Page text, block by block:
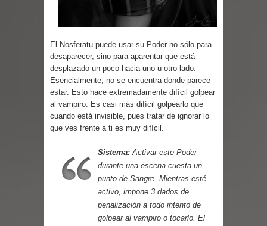
Parte 01: Una Misión de Locos
El Nosferatu puede usar su Poder no sólo para
desaparecer, sino para aparentar que está
desplazado un poco hacia uno u otro lado.
Esencialmente, no se encuentra donde parece
estar. Esto hace extremadamente difícil golpear
al vampiro. Es casi más difícil golpearlo que
cuando está invisible, pues tratar de ignorar lo
que ves frente a ti es muy difícil.
Sistema: Activar este Poder
durante una escena cuesta un
punto de Sangre. Mientras esté
activo, impone 3 dados de
penalización a todo intento de
golpear al vampiro o tocarlo. El